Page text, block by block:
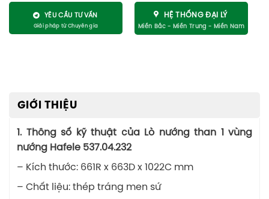
YÊU CẦU TƯ VẤN HỆ THỐNG ĐẠI LÝ
GIỚI THIỆU
1. Thông số kỹ thuật của Lò nướng than 1 vùng
nướng Hafele 537.04.232
– Kích thước: 661R x 663D x 1022C mm
– Chất liệu: thép tráng men sứ